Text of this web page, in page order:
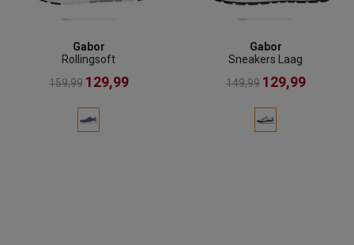
Gabor
Rollingsoft
159,99 129,99
Gabor
Sneakers Laag
149,99 129,99